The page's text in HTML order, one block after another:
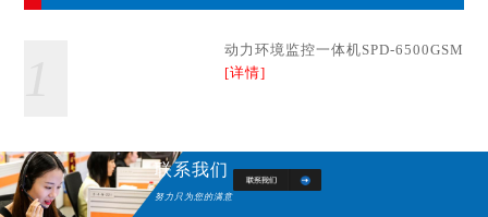
动力环境监控一体机SPD-6500GSM
[详情]
联系我们
努力只为您的满意